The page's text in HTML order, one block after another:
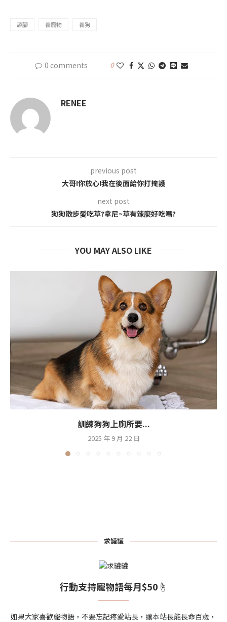
舔腳 養寵物 養狗
0 comments 0
RENEE
previous post
大哥!你放心!我在後面給你打掩護
next post
狗狗散步愛吃草?拿尼~草有辣麼好吃嗎?
YOU MAY ALSO LIKE
訓練狗狗上廁所要...
2025 年 9 月 22 日
求罐罐
行動支持寵物語每月$50☝
如果大家喜歡寵物語，不要忘記疼愛站長，讓本站長能長命百歲，